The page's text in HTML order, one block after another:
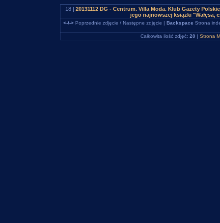
18 | 20131112 DG - Centrum. Villa Moda. Klub Gazety
jego najnowszej książki "Wałęsa,
<-/->Poprzednie zdjęcie / Następne zdjęcie | Backspace Strona
Całkowita ilość zdjęć: 20 | Strona